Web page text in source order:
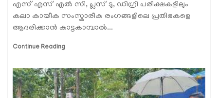
എസ് എസ് എൽ സി, പ്ലസ് ടു, ഡിഗ്രി പരീക്ഷകളിലും
കലാ കായീക സംസ്കാരീക രംഗങ്ങളിലെ പ്രതിഭകളെ
ആദരിക്കാൻ കാട്ടകാമ്പാൽ...
Continue Reading